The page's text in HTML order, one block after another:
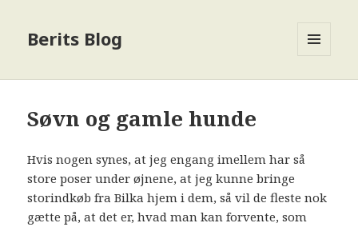
Berits Blog
Søvn og gamle hunde
Hvis nogen synes, at jeg engang imellem har så
store poser under øjnene, at jeg kunne bringe
storindkøb fra Bilka hjem i dem, så vil de fleste nok
gætte på, at det er, hvad man kan forvente, som